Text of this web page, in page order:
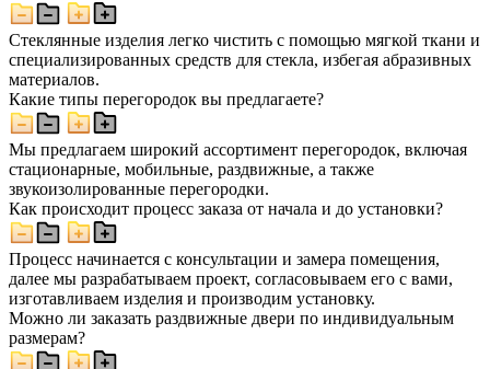
Стеклянные изделия легко чистить с помощью мягкой ткани и
специализированных средств для стекла, избегая абразивных
материалов.
Какие типы перегородок вы предлагаете?
Мы предлагаем широкий ассортимент перегородок, включая
стационарные, мобильные, раздвижные, а также
звукоизолированные перегородки.
Как происходит процесс заказа от начала и до установки?
Процесс начинается с консультации и замера помещения,
далее мы разрабатываем проект, согласовываем его с вами,
изготавливаем изделия и производим установку.
Можно ли заказать раздвижные двери по индивидуальным
размерам?